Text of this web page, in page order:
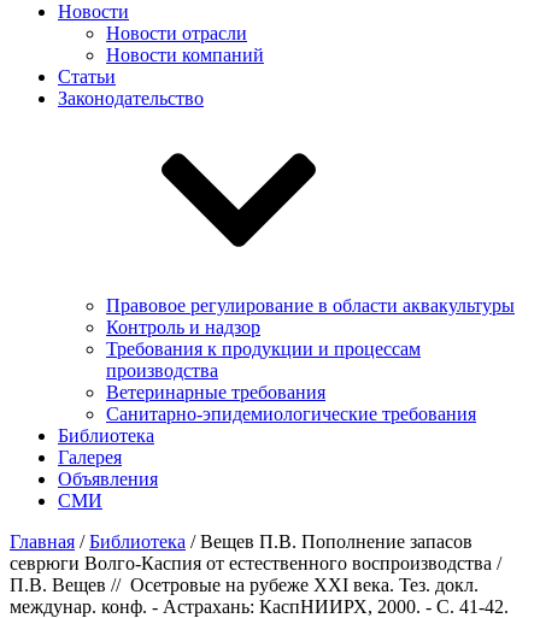
Новости
Новости отрасли
Новости компаний
Статьи
Законодательство
Правовое регулирование в области аквакультуры
Контроль и надзор
Требования к продукции и процессам
производства
Ветеринарные требования
Санитарно-эпидемиологические требования
Библиотека
Галерея
Объявления
СМИ
Главная /Библиотека /Вещев П.В. Пополнение запасов
севрюги Волго-Каспия от естественного воспроизводства /
П.В. Вещев // Осетровые на рубеже XXI века. Тез. докл.
междунар. конф. - Астрахань: КаспНИИРХ, 2000. - С. 41-42.